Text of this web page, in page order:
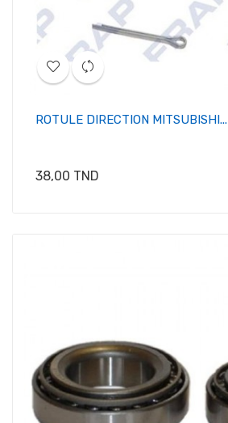
ROTULE DIRECTION MITSUBISHI...
Prix
38,00 TND